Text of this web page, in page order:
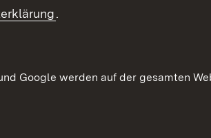
.
Google werden auf der gesamten